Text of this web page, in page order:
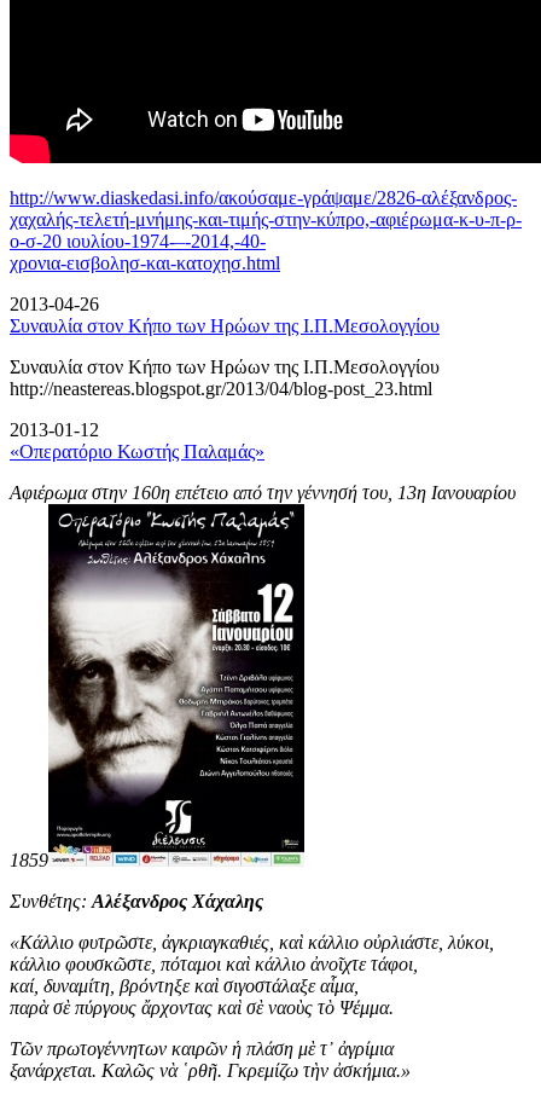
http://www.diaskedasi.info/ακούσαμε-γράψαμε/2826-αλέξανδρος-
χαχαλής-τελετή-μνήμης-και-τιμής-στην-κύπρο,-αφιέρωμα-κ-υ-π-ρ-
ο-σ-20 ιουλίου-1974-–-2014,-40-
χρονια-εισβολησ-και-κατοχησ.html
2013-04-26
Συναυλία στον Κήπο των Ηρώων της Ι.Π.Μεσολογγίου
Συναυλία στον Κήπο των Ηρώων της Ι.Π.Μεσολογγίου
http://neastereas.blogspot.gr/2013/04/blog-post_23.html
2013-01-12
«Οπερατόριο Κωστής Παλαμάς»
Αφιέρωμα στην 160η επέτειο από την γέννησή του, 13η Ιανουαρίου
1859
Συνθέτης: Αλέξανδρος Χάχαλης
«Κάλλιο φυτρῶστε, ἀγκριαγκαθιές, καὶ κάλλιο οὐρλιάστε, λύκοι,
κάλλιο φουσκῶστε, πόταμοι καὶ κάλλιο ἀνοῖχτε τάφοι,
καί, δυναμίτη, βρόντηξε καὶ σιγοστάλαξε αἷμα,
παρὰ σὲ πύργους ἄρχοντας καὶ σὲ ναοὺς τὸ Ψέμμα.
Τῶν πρωτογέννητων καιρῶν ἡ πλάση μὲ τ᾿ ἀγρίμια
ξανάρχεται. Καλῶς νὰ ῾ρθῆ. Γκρεμίζω τὴν ἀσκήμια.»